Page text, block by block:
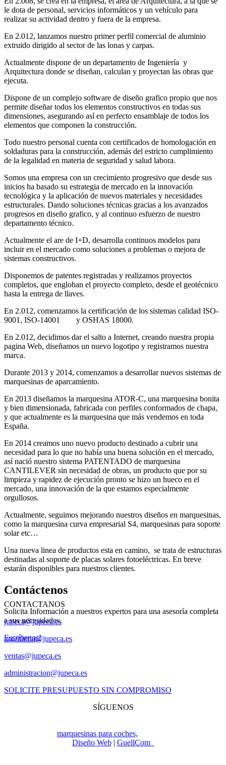
le dota de personal, servicios informáticos y un vehículo para
realizar su actividad dentro y fuera de la empresa.
En 2.012, lanzamos nuestro primer perfil comercial de aluminio
extruido dirigido al sector de las lonas y carpas.
Actualmente dispone de un departamento de Ingeniería y
Arquitectura donde se diseñan, calculan y proyectan las obras que
ejecuta.
Dispone de un complejo software de diseño grafico propio que nos
permite diseñar todos los elementos constructivos en todas sus
dimensiones, asegurando así en perfecto ensamblaje de todos los
elementos que componen la construcción.
Todo nuestro personal cuenta con certificados de homologación en
soldaduras para la construcción, además del estricto cumplimiento
de la legalidad en materia de seguridad y salud labora.
Somos una empresa con un crecimiento progresivo que desde sus
inicios ha basado su estrategia de mercado en la innovación
tecnológica y la aplicación de nuevos materiales y necesidades
estructurales. Dando soluciones técnicas gracias a los avanzados
progresos en diseño grafico, y al continuo esfuerzo de nuestro
departamento técnico.
Actualmente el are de I+D, desarrolla continuos modelos para
incluir en el mercado como soluciones a problemas o mejora de
sistemas constructivos.
Disponemos de patentes registradas y realizamos proyectos
completos, que engloban el proyecto completo, desde el geotécnico
hasta la entrega de llaves.
En 2.012, comenzamos la certificación de los sistemas calidad ISO-
9001, ISO-14001 y OSHAS 18000.
En 2.012, decidimos dar el salto a Internet, creando nuestra propia
pagina Web, diseñamos un nuevo logotipo y registramos nuestra
marca.
Durante 2013 y 2014, comenzamos a desarrollar nuevos sistemas de
marquesinas de aparcamiento.
En 2013 diseñamos la marquesina ATOR-C, una marquesina bonita
y bien dimensionada, fabricada con perfiles conformados de chapa,
y que actualmente es la marquesina que más vendemos en toda
España.
En 2014 creamos uno nuevo producto destinado a cubrir una
necesidad para lo que no había una buena solución en el mercado,
así nació nuestro sistema PATENTADO de marquesina
CANTILEVER sin necesidad de obras, un producto que por su
limpieza y rapidez de ejecución pronto se hizo un hueco en el
mercado, una innovación de la que estamos especialmente
orgullosos.
Actualmente, seguimos mejorando nuestros diseños en marquesinas,
como la marquesina curva empresarial S4, marquesinas para soporte
solar etc…
Una nueva linea de productos esta en camino, se trata de estructuras
destinadas al soporte de placas solares fotoeléctricas. En breve
estarán disponibles para nuestros clientes.
Contáctenos
Solicita Información a nuestros expertos para una asesoría completa
a sus necesidades.
Escríbenos!
CONTACTANOS
jupeca@jupeca.es
ingenieria@jupeca.es
ventas@jupeca.es
administracion@jupeca.es
SOLICITE PRESUPUESTO SIN COMPROMISO
SÍGUENOS
marquesinas para coches,
Diseño Web| GuellCom_